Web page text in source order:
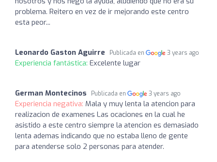
problema. Reitero en vez de ir mejorando este centro
esta peor...
Leonardo Gaston Aguirre Publicada en 3 years ago
Experiencia fantástica: Excelente lugar
German Montecinos Publicada en 3 years ago
Experiencia negativa: Mala y muy lenta la atencion para
realizacion de examenes Las ocaciones en la cual he
asistido a este centro siempre la atencion es demasiado
lenta ademas indicando que no estaba lleno de gente
para atenderse solo 2 personas para atender.